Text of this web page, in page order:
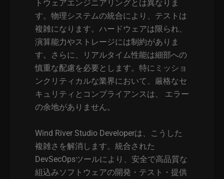
トウェアエンジニアリングとは異なりま
す。物理システムの統合により、テストは
複雑になります。ハードウェアは限られ、
演算能力やストレージには制約がありま
す。さらに、リアルタイム性能は細部への
慎重な配慮を必要とします。特にミッショ
ンクリティカルな業界において、厳格なセ
キュリティとコンプライアンスは、 エラー
の余地がありません。
Wind River Studio Developerは、こうした
複雑さを解消します。統合された
DevSecOpsツールにより、安全で高品質な
組込みソフトウェアの開発・テスト・提供